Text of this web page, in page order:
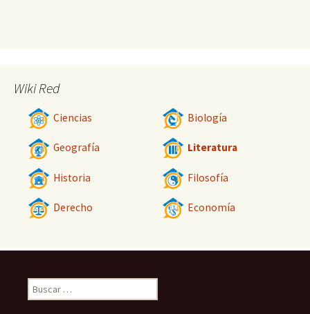
Wiki Red
Ciencias Biología
Geografía Literatura
Historia Filosofía
Derecho Economía
Buscar: